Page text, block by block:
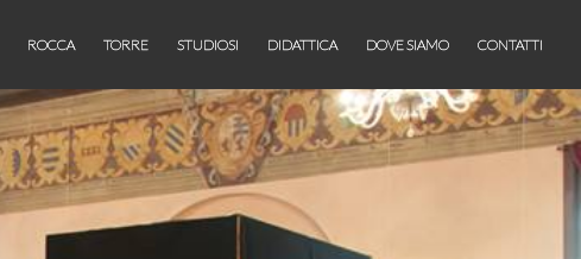
ROCCA TORRE STUDIOSI DIDATTICA DOVE SIAMO CONTATTI